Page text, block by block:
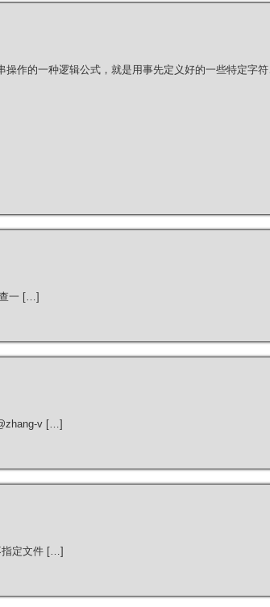
的一种逻辑公式，就是用事先定义好的一些特定字
一 […]
v […]
指定文件 […]